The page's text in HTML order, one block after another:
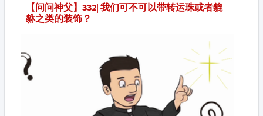
【问问神父】332| 我们可不可以带转运珠或者貔
貅之类的装饰？